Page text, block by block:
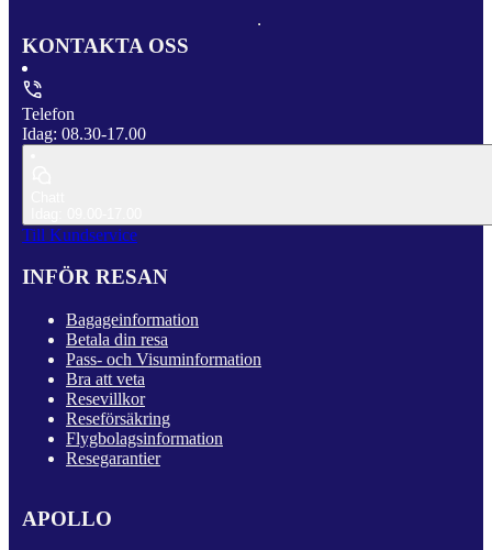
KONTAKTA OSS
Telefon
Idag: 08.30-17.00
Till Kundservice
INFÖR RESAN
Bagageinformation
Betala din resa
Pass- och Visuminformation
Bra att veta
Resevillkor
Reseförsäkring
Flygbolagsinformation
Resegarantier
APOLLO